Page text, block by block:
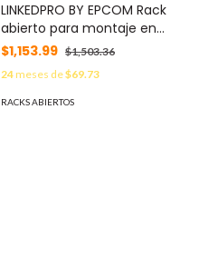
LINKEDPRO BY EPCOM Rack
abierto para montaje en
pared 4 unidades con
Taquetes para Instalación
MOD: SR-1904P
$1,153.99 $1,503.36
24meses de$69.73
RACKS ABIERTOS